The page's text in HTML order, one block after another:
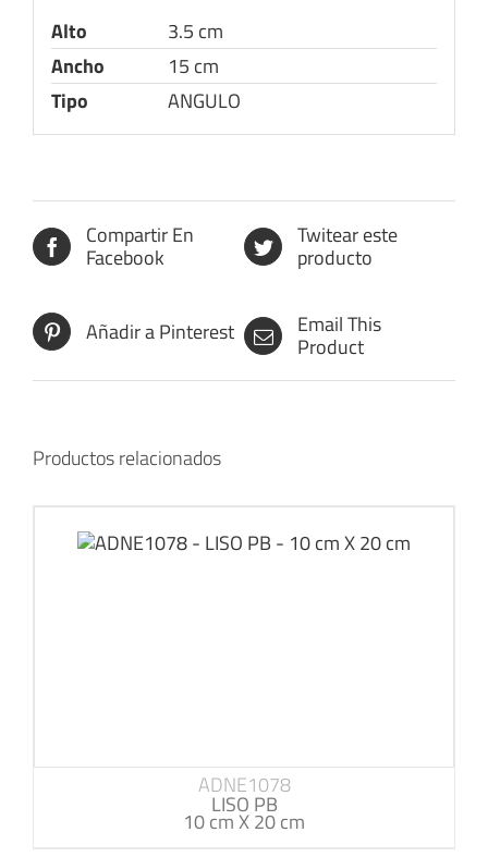
Alto
3.5 cm
Ancho
15 cm
Tipo
ANGULO
Compartir En
Facebook
Twitear este
producto
Añadir a Pinterest Email This
Product
Productos relacionados
ADNE1078
LISO PB
10 cm X 20 cm